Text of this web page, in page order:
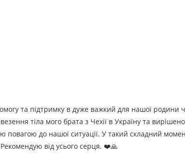
та підтримку в дуже важкий для нашої родини
тіла мого брата з Чехії в Україну та
повагою до нашої ситуації. У такий складний
від усього серця. ❤️🙏